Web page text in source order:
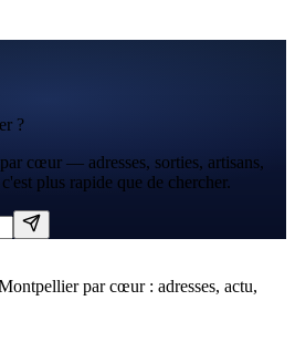
?
cœur — adresses, sorties, artisans,
plus rapide que de chercher.
par cœur : adresses, actu,